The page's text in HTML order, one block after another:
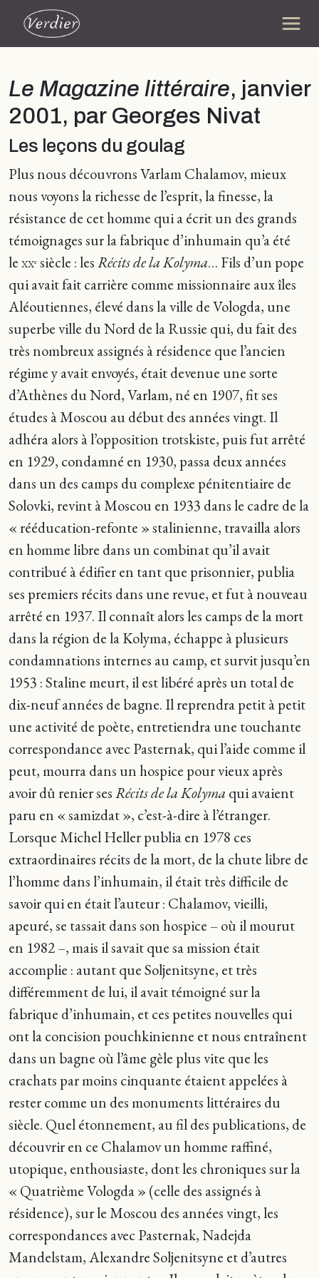
Le Magazine littéraire, janvier
2001, par Georges Nivat
Les leçons du goulag
Plus nous découvrons Varlam Chalamov, mieux
nous voyons la richesse de l’esprit, la finesse, la
résistance de cet homme qui a écrit un des grands
témoignages sur la fabrique d’inhumain qu’a été
le XXe siècle : lesRécits de la Kolyma… Fils d’un pope
qui avait fait carrière comme missionnaire aux îles
Aléoutiennes, élevé dans la ville de Vologda, une
superbe ville du Nord de la Russie qui, du fait des
très nombreux assignés à résidence que l’ancien
régime y avait envoyés, était devenue une sorte
d’Athènes du Nord, Varlam, né en 1907, fit ses
études à Moscou au début des années vingt. Il
adhéra alors à l’opposition trotskiste, puis fut arrêté
en 1929, condamné en 1930, passa deux années
dans un des camps du complexe pénitentiaire de
Solovki, revint à Moscou en 1933 dans le cadre de la
« rééducation-refonte » stalinienne, travailla alors
en homme libre dans un combinat qu’il avait
contribué à édifier en tant que prisonnier, publia
ses premiers récits dans une revue, et fut à nouveau
arrêté en 1937. Il connaît alors les camps de la mort
dans la région de la Kolyma, échappe à plusieurs
condamnations internes au camp, et survit jusqu’en
1953 : Staline meurt, il est libéré après un total de
dix-neuf années de bagne. Il reprendra petit à petit
une activité de poète, entretiendra une touchante
correspondance avec Pasternak, qui l’aide comme il
peut, mourra dans un hospice pour vieux après
avoir dû renier sesRécits de la Kolyma qui avaient
paru en « samizdat », c’est-à-dire à l’étranger.
Lorsque Michel Heller publia en 1978 ces
extraordinaires récits de la mort, de la chute libre de
l’homme dans l’inhumain, il était très difficile de
savoir qui en était l’auteur : Chalamov, vieilli,
apeuré, se tassait dans son hospice – où il mourut
en 1982 –, mais il savait que sa mission était
accomplie : autant que Soljenitsyne, et très
différemment de lui, il avait témoigné sur la
fabrique d’inhumain, et ces petites nouvelles qui
ont la concision pouchkinienne et nous entraînent
dans un bagne où l’âme gèle plus vite que les
crachats par moins cinquante étaient appelées à
rester comme un des monuments littéraires du
siècle. Quel étonnement, au fil des publications, de
découvrir en ce Chalamov un homme raffiné,
utopique, enthousiaste, dont les chroniques sur la
« Quatrième Vologda » (celle des assignés à
résidence), sur le Moscou des années vingt, les
correspondances avec Pasternak, Nadejda
Mandelstam, Alexandre Soljenitsyne et d’autres